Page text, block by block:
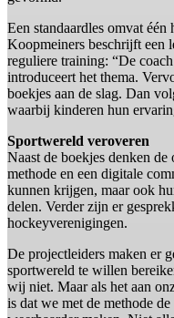
Een standaardles omvat
Koopmeiners beschrijft een
reguliere training: “De
introduceert het thema.
boekjes aan de slag. Dan
waarbij kinderen hun
Sportwereld veroveren
Naast de boekjes denken
methode en een digitale
kunnen krijgen, maar ook
delen. Verder zijn er
hockeyverenigingen.
De projectleiders maken er
sportwereld te willen
wij niet. Maar als het aan
is dat we met de methode